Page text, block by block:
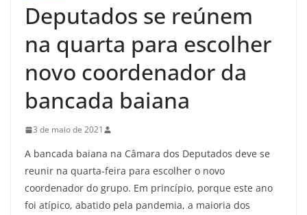
Deputados se reúnem
na quarta para escolher
novo coordenador da
bancada baiana
3 de maio de 2021
A bancada baiana na Câmara dos Deputados deve se
reunir na quarta-feira para escolher o novo
coordenador do grupo. Em princípio, porque este ano
foi atípico, abatido pela pandemia, a maioria dos